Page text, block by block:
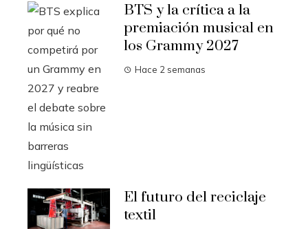
BTS y la crítica a la
premiación musical en
los Grammy 2027
Hace 2 semanas
El futuro del reciclaje
textil